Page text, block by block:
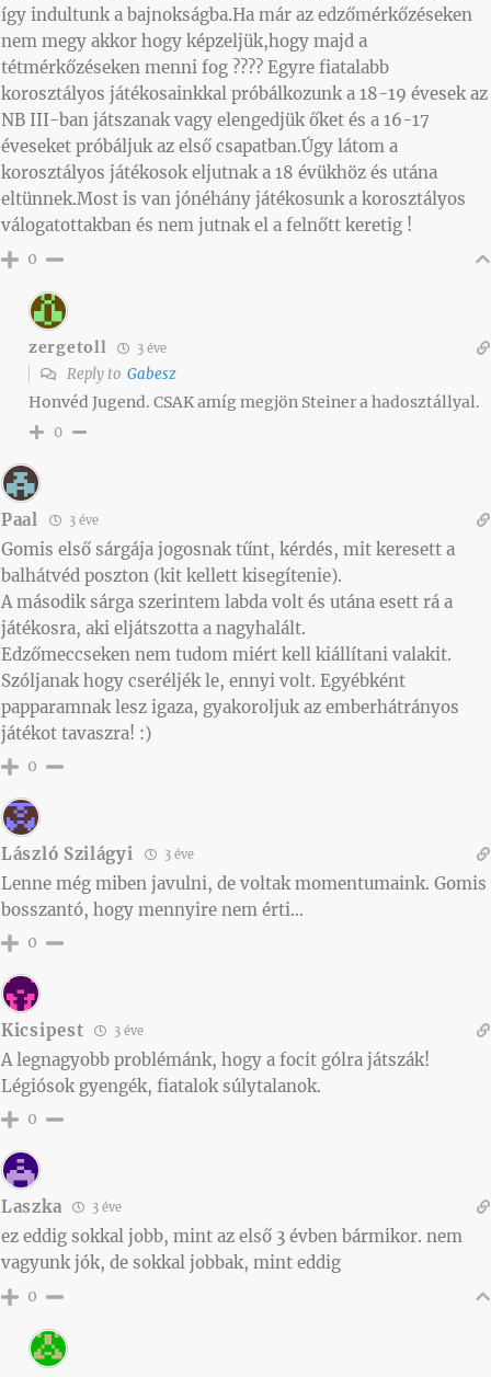
így indultunk a bajnokságba.Ha már az edzőmérkőzéseken
nem megy akkor hogy képzeljük,hogy majd a
tétmérkőzéseken menni fog ???? Egyre fiatalabb
korosztályos játékosainkkal próbálkozunk a 18-19 évesek az
NB III-ban játszanak vagy elengedjük őket és a 16-17
éveseket próbáljuk az első csapatban.Úgy látom a
korosztályos játékosok eljutnak a 18 évükhöz és utána
eltünnek.Most is van jónéhány játékosunk a korosztályos
válogatottakban és nem jutnak el a felnőtt keretig !
0
zergetoll 3 éve
Reply to Gabesz
Honvéd Jugend. CSAK amíg megjön Steiner a hadosztállyal.
0
Paal 3 éve
Gomis első sárgája jogosnak tűnt, kérdés, mit keresett a
balhátvéd poszton (kit kellett kisegítenie).
A második sárga szerintem labda volt és utána esett rá a
játékosra, aki eljátszotta a nagyhalált.
Edzőmeccseken nem tudom miért kell kiállítani valakit.
Szóljanak hogy cseréljék le, ennyi volt. Egyébként
papparamnak lesz igaza, gyakoroljuk az emberhátrányos
játékot tavaszra! :)
0
László Szilágyi 3 éve
Lenne még miben javulni, de voltak momentumaink. Gomis
bosszantó, hogy mennyire nem érti…
0
Kicsipest 3 éve
A legnagyobb problémánk, hogy a focit gólra játszák!
Légiósok gyengék, fiatalok súlytalanok.
0
Laszka 3 éve
ez eddig sokkal jobb, mint az első 3 évben bármikor. nem
vagyunk jók, de sokkal jobbak, mint eddig
0